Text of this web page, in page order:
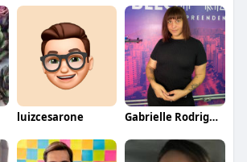
luizcesarone Gabrielle Rodrigues